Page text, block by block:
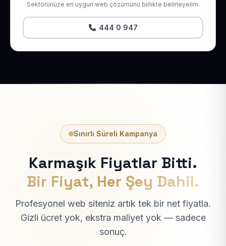
Sektörünüze en uygun web çözümünü birlikte belirleyelim.
444 0 947
Sınırlı Süreli Kampanya
Karmaşık Fiyatlar Bitti.
Bir Fiyat, Her Şey Dahil.
Profesyonel web siteniz artık tek bir net fiyatla.
Gizli ücret yok, ekstra maliyet yok — sadece
sonuç.